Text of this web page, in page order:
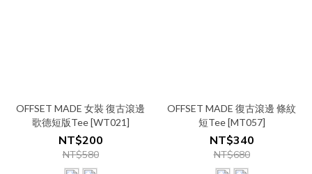
OFFSET MADE 女裝 復古滾邊
歌德短版Tee [WT021]
NT$200
NT$580
OFFSET MADE 復古滾邊 條紋
短Tee [MT057]
NT$340
NT$680